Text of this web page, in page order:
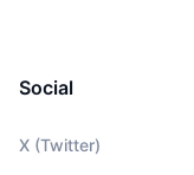
Social
X (Twitter)